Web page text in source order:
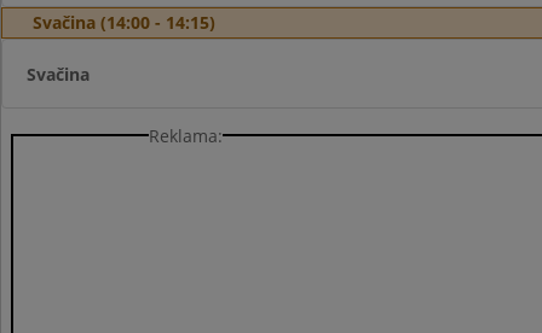
Svačina (14:00 - 14:15)
Svačina
Reklama: